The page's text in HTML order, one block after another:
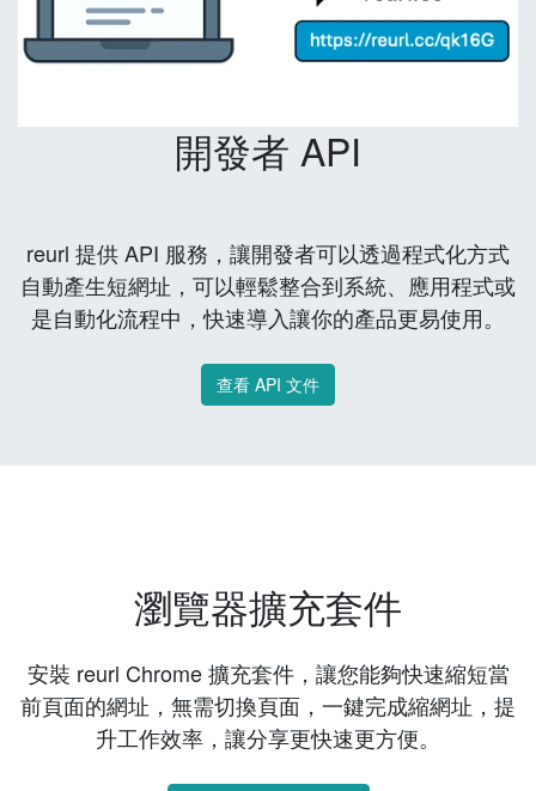
開發者 API
reurl 提供 API 服務，讓開發者可以透過程式化方式
自動產生短網址，可以輕鬆整合到系統、應用程式或
是自動化流程中，快速導入讓你的產品更易使用。
查看 API 文件
瀏覽器擴充套件
安裝 reurl Chrome 擴充套件，讓您能夠快速縮短當
前頁面的網址，無需切換頁面，一鍵完成縮網址，提
升工作效率，讓分享更快速更方便。